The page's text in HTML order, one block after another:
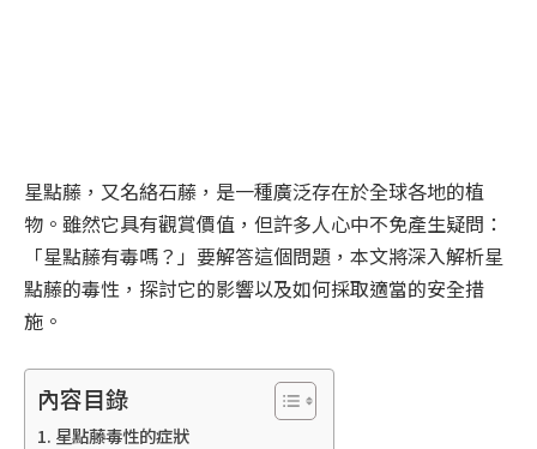
星點藤，又名絡石藤，是一種廣泛存在於全球各地的植
物。雖然它具有觀賞價值，但許多人心中不免產生疑問：
「星點藤有毒嗎？」要解答這個問題，本文將深入解析星
點藤的毒性，探討它的影響以及如何採取適當的安全措
施。
內容目錄
星點藤毒性的症狀